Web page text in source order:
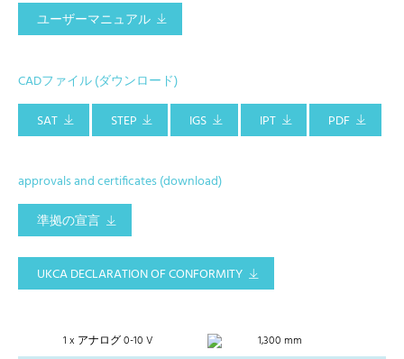
ユーザーマニュアル
CADファイル (ダウンロード)
SAT
STEP IGS IPT PDF
approvals and certificates (download)
準拠の宣言
UKCA DECLARATION OF CONFORMITY
1 x アナログ 0-10 V
1,300 mm